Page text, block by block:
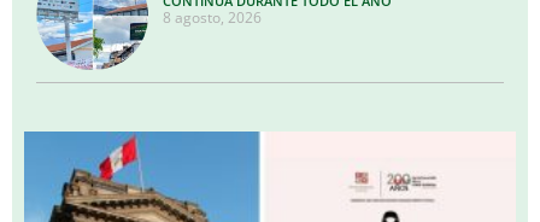
8 agosto, 2026